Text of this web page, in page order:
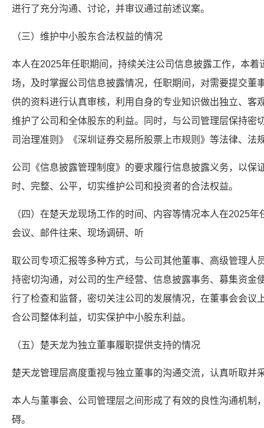
进行了充分沟通、讨论，并审议通过前述议案。
（三）维护中小股东合法权益的情况
本人在2025年任职期间，持续关注公司信息披露工作，本
场，及时掌握公司信息披露情况，任职期间，对需要提交董
供的资料进行认真审核，利用自身的专业知识做出独立、客
维护了公司和全体股东的利益。同时，与公司管理层保持密
司治理准则》《深圳证券交易所股票上市规则》等法律、法
公司《信息披露管理制度》的要求履行信息披露义务，以保
时、完整、公平，切实维护公司和投资者的合法权益。
（四）在楚天龙现场工作的时间、内容等情况本人在2025
会议、邮件往来、现场调研、听
取公司专项汇报等多种方式，与公司其他董事、高级管理人
持密切沟通，对公司的生产经营、信息披露事务、募集资金
行了检查和监督，密切关注公司的发展情况，在董事会会议
合公司整体利益，切实保护中小股东利益。
（五）楚天龙为独立董事履职提供支持的情况
楚天龙管理层高度重视与独立董事的沟通交流，认真听取并
本人与董事会、公司管理层之间形成了有效的良性沟通机制
碍。